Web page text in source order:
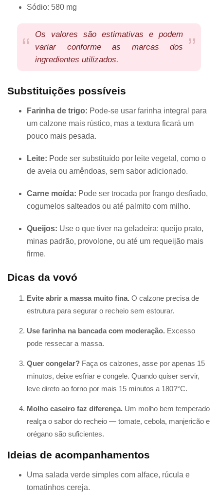
Sódio: 580 mg
Os valores são estimativas e podem
variar conforme as marcas dos
ingredientes utilizados.
Substituições possíveis
Farinha de trigo: Pode-se usar farinha integral para
um calzone mais rústico, mas a textura ficará um
pouco mais pesada.
Leite: Pode ser substituído por leite vegetal, como o
de aveia ou amêndoas, sem sabor adicionado.
Carne moída: Pode ser trocada por frango desfiado,
cogumelos salteados ou até palmito com milho.
Queijos: Use o que tiver na geladeira: queijo prato,
minas padrão, provolone, ou até um requeijão mais
firme.
Dicas da vovó
Evite abrir a massa muito fina. O calzone precisa de
estrutura para segurar o recheio sem estourar.
Use farinha na bancada com moderação. Excesso
pode ressecar a massa.
Quer congelar? Faça os calzones, asse por apenas 15
minutos, deixe esfriar e congele. Quando quiser servir,
leve direto ao forno por mais 15 minutos a 180?°C.
Molho caseiro faz diferença. Um molho bem temperado
realça o sabor do recheio — tomate, cebola, manjericão e
orégano são suficientes.
Ideias de acompanhamentos
Uma salada verde simples com alface, rúcula e
tomatinhos cereja.